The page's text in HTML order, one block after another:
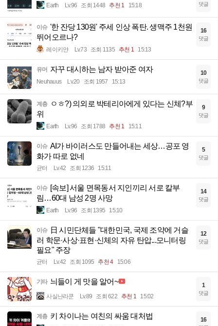
Earth Lv.96 조회 1448 추천 1 15:18 댓글
이슈 '한 잔당 130원' 주세 인상 폭탄. 생맥주 1천원
뛰어오르나?
레이키얀 Lv.73 조회 1135 추천 1 15:13
16
댓글
유머 자꾸 대시하는 남자 받아준 여자
Neuhauus Lv.20 조회 1957 15:13
10
댓글
계층
ㅇㅎ?) 의외로 박테리아에게 있다는 신체?부
위
Earth Lv.96 조회 1788 추천 1 15:11
9
댓글
이슈 AI가 바이러스도 만들어내는 세상…공포 영
화가 따로 없네
균터 Lv.42 조회 1236 15:11
5
댓글
이슈 [속보] 서울 면목동서 지인끼리 서로 칼부
림…60대 남성 2명 사망
Earth Lv.96 조회 1395 15:10
14
댓글
이슈
日 시민단체들 "대한민국, 국제 조약에 거슬
러 학문·사상·표현·신체의 자유 탄압...모니터링
필요" 주장
균터 Lv.42 조회 1095 추천 4 15:06
12
댓글
기타 늬들이 게 맛을 알어~
사실난라쿤 Lv.89 조회 622 추천 1 15:02
1
댓글
계층 키 차이나는 여친의 싸움 대처법 16